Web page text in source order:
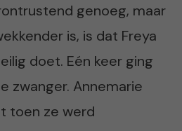
genoeg, maar
is, is dat Freya
doet. Eén keer ging
zwanger. Annemarie
toen ze werd